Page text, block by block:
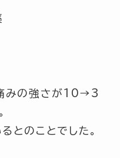
みの強さが10→3
とのことでした。